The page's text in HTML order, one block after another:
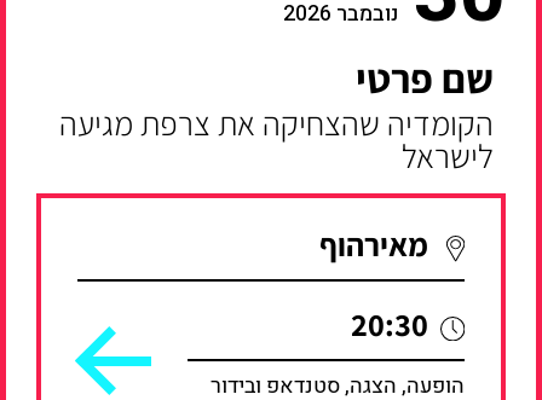
נובמבר 2026
שם פרטי
הקומדיה שהצחיקה את צרפת מגיעה
לישראל
מאירהוף
20:30
הופעה, הצגה, סטנדאפ ובידור